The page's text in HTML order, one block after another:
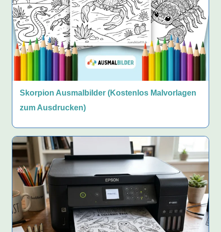
Skorpion Ausmalbilder (Kostenlos Malvorlagen
zum Ausdrucken)